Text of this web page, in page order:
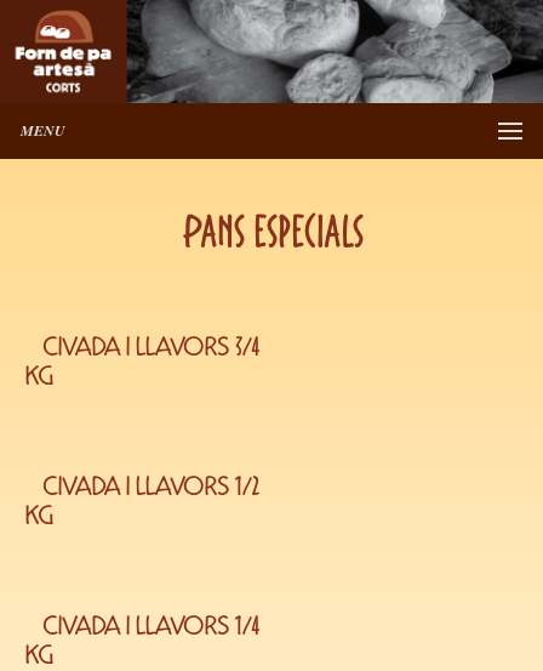
MENU
Pans especials
CIVADA I LLAVORS 3/4
KG
CIVADA I LLAVORS 1/2
KG
CIVADA I LLAVORS 1/4
KG